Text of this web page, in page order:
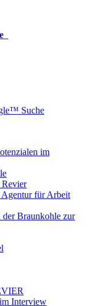
Suche
im
Revier
für Arbeit
Braunkohle zur
Interview